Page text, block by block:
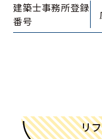
建築士事務所登録
番号
リ